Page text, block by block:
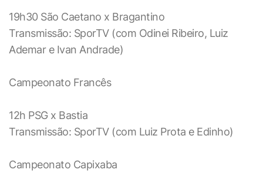
19h30 São Caetano x Bragantino
Transmissão: SporTV (com Odinei Ribeiro, Luiz
Ademar e Ivan Andrade)
Campeonato Francês
12h PSG x Bastia
Transmissão: SporTV (com Luiz Prota e Edinho)
Campeonato Capixaba